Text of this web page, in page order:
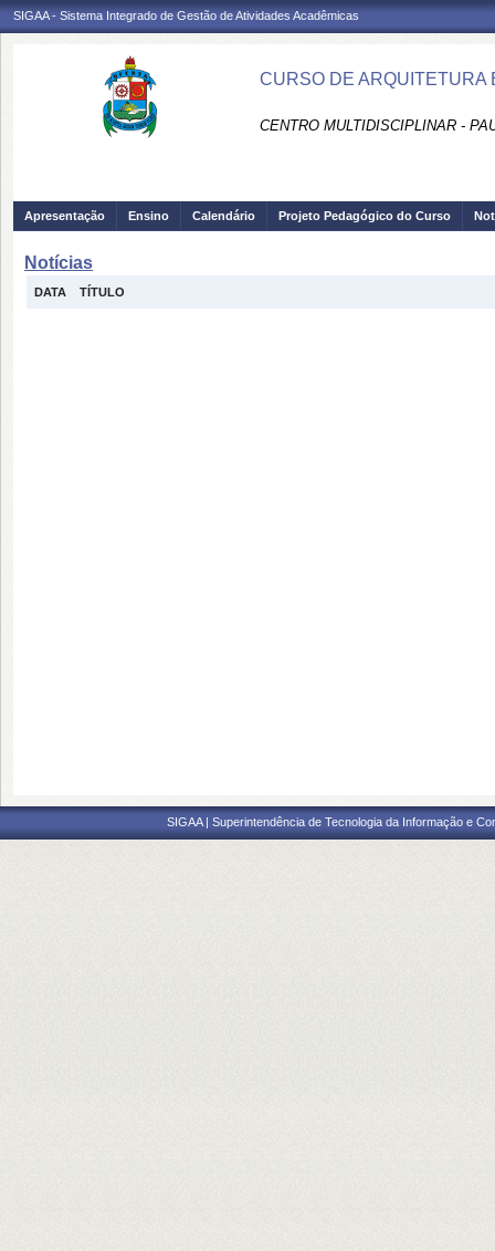
SIGAA - Sistema Integrado de Gestão de Atividades Acadêmicas
CURSO DE ARQUITETURA
CENTRO MULTIDISCIPLINAR -
Apresentação Ensino Calendário Projeto Pedagógico do Curso
Notícias
DATA TÍTULO
SIGAA | Superintendência de Tecnologia da Informação e